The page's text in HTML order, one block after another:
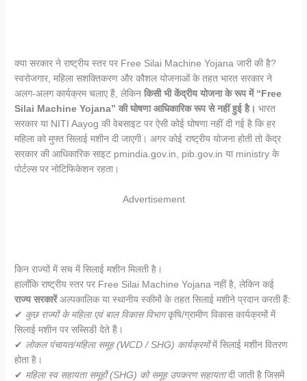
क्या सरकार ने राष्ट्रीय स्तर पर Free Silai Machine Yojana जारी की है?
स्वरोजगार, महिला सशक्तिकरण और कौशल योजनाओं के तहत भारत सरकार ने
अलग-अलग कार्यक्रम चलाए हैं, लेकिनकिसी भी केंद्रीय योजना के रूप में “Free
Silai Machine Yojana” की घोषणा आधिकारिक रूप से नहीं हुई है। भारत
सरकार या NITI Aayog की वेबसाइट पर ऐसी कोई घोषणा नहीं दी गई है कि हर
महिला को मुफ्त सिलाई मशीन दी जाएगी। अगर कोई राष्ट्रीय योजना होती तो केंद्र
सरकार की आधिकारिक साइट pmindia.gov.in, pib.gov.in या ministry के
पोर्टल्स पर नोटिफिकेशन रहता।
Advertisement
किन राज्यों में सच में सिलाई मशीन मिलती है।
हालाँकि राष्ट्रीय स्तर पर Free Silai Machine Yojana नहीं है, लेकिन कई
राज्य सरकारेंअल्पकालिक या स्थानीय स्कीमों के तहत सिलाई मशीने प्रदान करती हैं:
✔ कुछ राज्यों के महिला एवं बाल विकास विभागकृषि/ग्रामीण विकास कार्यक्रमों में
सिलाई मशीन पर सब्सिडी देते हैं।
✔ लोकल पंचायत/महिला समूह (WCD / SHG) कार्यक्रमोंमें सिलाई मशीन वितरण
होता है।
✔ महिला स्व सहायता समूहों (SHG) को समूह उपकरण सहायतादी जाती है जिसमें